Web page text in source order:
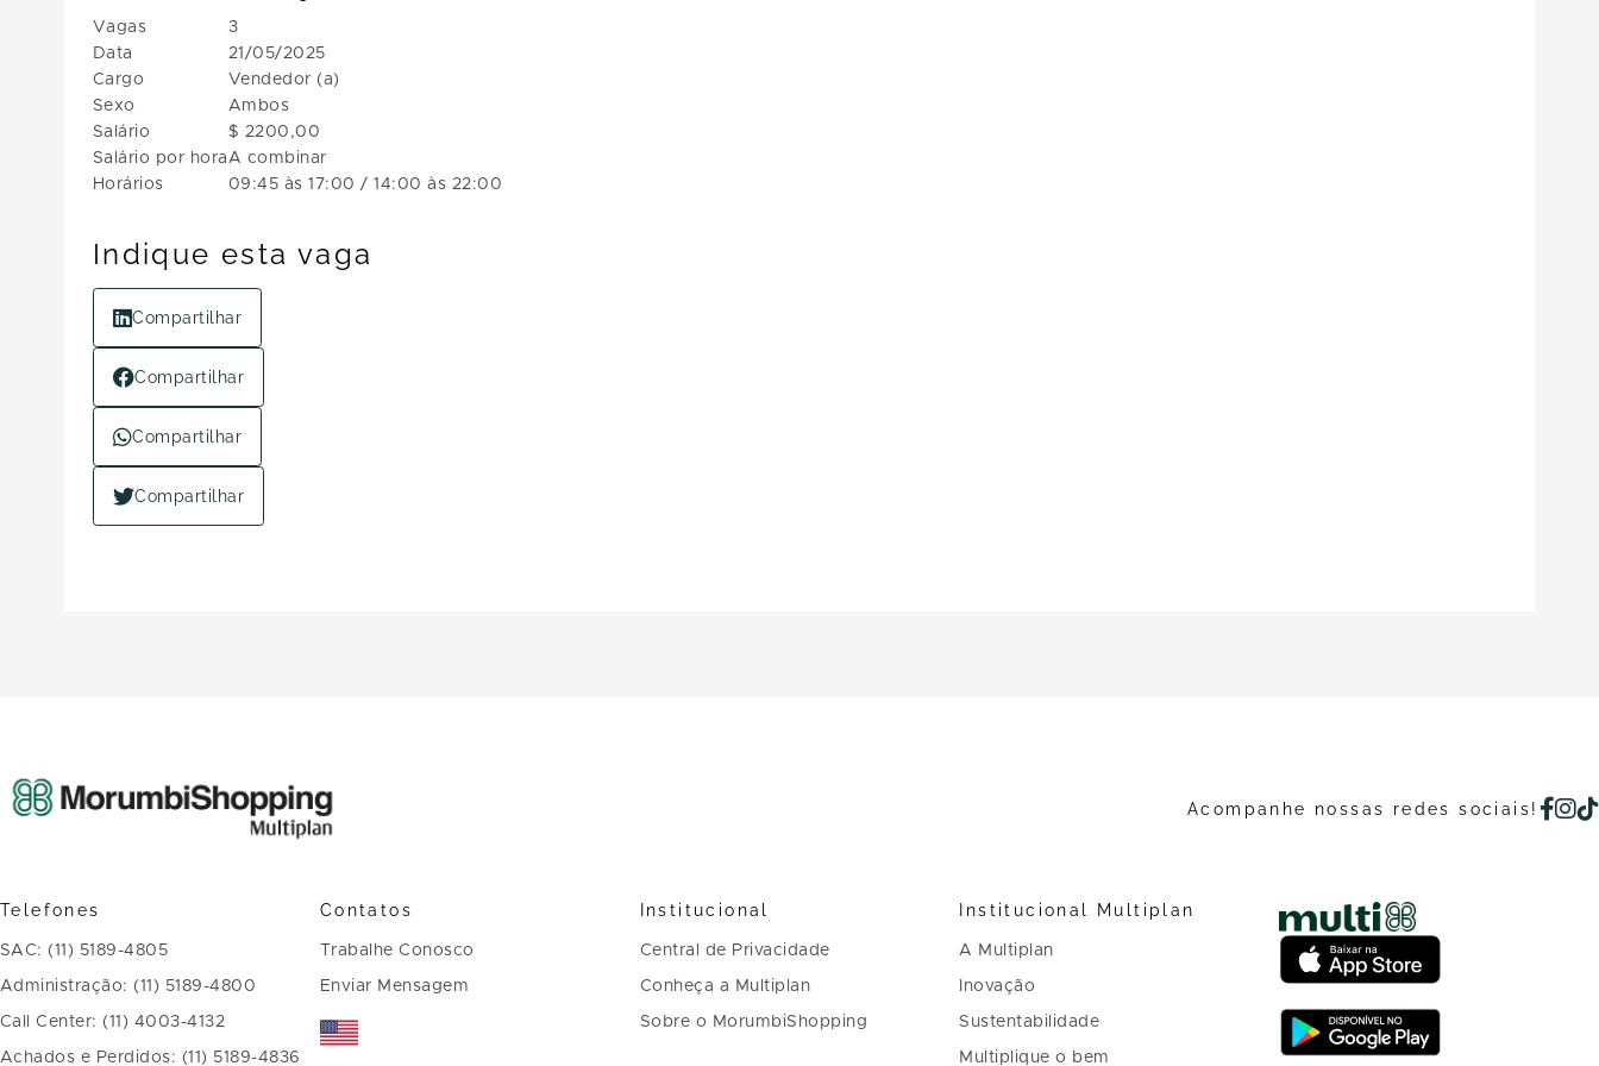
Vagas
Data
Cargo
Sexo
Salário
Salário por hora
Horários
3
21/05/2025
Vendedor (a)
Ambos
$ 2200,00
A combinar
09:45 às 17:00 / 14:00 às 22:00
Indique esta vaga
Compartilhar
Compartilhar
Compartilhar
Compartilhar
Acompanhe nossas redes sociais!
Telefones
SAC: (11) 5189-4805
Administração: (11) 5189-4800
Call Center: (11) 4003-4132
Achados e Perdidos: (11) 5189-4836
Contatos
Trabalhe Conosco
Enviar Mensagem
Institucional
Central de Privacidade
Conheça a Multiplan
Sobre o MorumbiShopping
Institucional Multiplan
A Multiplan
Inovação
Sustentabilidade
Multiplique o bem